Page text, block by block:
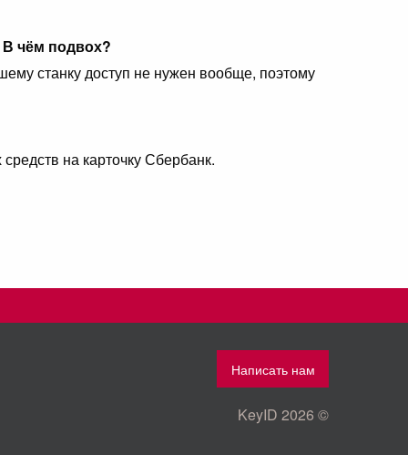
чём подвох?
станку доступ не нужен вообще, поэтому
на карточку Сбербанк.
Написать нам
KeyID 2026 ©